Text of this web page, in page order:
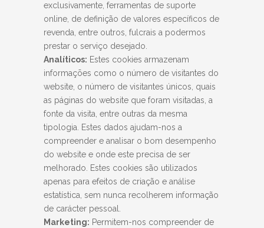
exclusivamente, ferramentas de suporte
online, de definição de valores específicos de
revenda, entre outros, fulcrais a podermos
prestar o serviço desejado.
Analíticos: Estes cookies armazenam
informações como o número de visitantes do
website, o número de visitantes únicos, quais
as páginas do website que foram visitadas, a
fonte da visita, entre outras da mesma
tipologia. Estes dados ajudam-nos a
compreender e analisar o bom desempenho
do website e onde este precisa de ser
melhorado. Estes cookies são utilizados
apenas para efeitos de criação e análise
estatística, sem nunca recolherem informação
de carácter pessoal.
Marketing: Permitem-nos compreender de